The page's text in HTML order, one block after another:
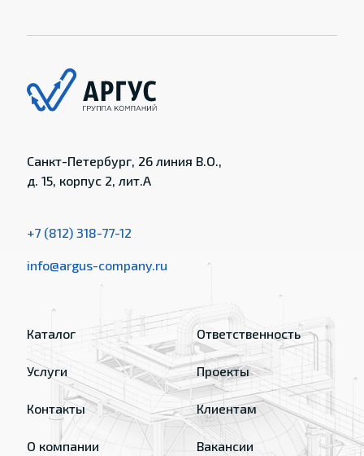
Санкт-Петербург, 26 линия В.О.,
д. 15, корпус 2, лит.А
+7 (812) 318-77-12
info@argus-company.ru
Каталог
Услуги
Контакты
О компании
Ответственность
Проекты
Клиентам
Вакансии